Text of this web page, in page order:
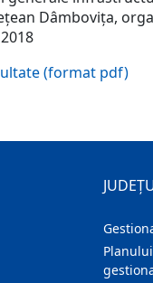
Dâmboviţa,
(format pdf)